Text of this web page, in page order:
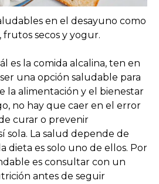
en el desayuno como
frutos secos y yogur.
es la comida alcalina, ten en
una opción saludable para
la alimentación y el bienestar
no hay que caer en el error
curar o prevenir
sola. La salud depende de
dieta es solo uno de ellos. Por
es consultar con un
antes de seguir